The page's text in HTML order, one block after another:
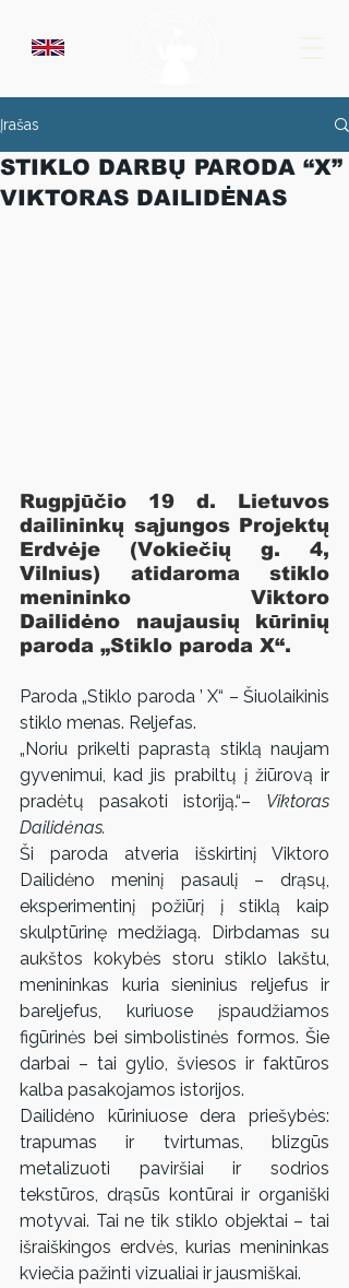
Įrašas
STIKLO DARBŲ PARODA “X”
VIKTORAS DAILIDĖNAS
Rugpjūčio 19 d. Lietuvos
dailininkų sąjungos Projektų
Erdvėje (Vokiečių g. 4,
Vilnius) atidaroma stiklo
menininko Viktoro
Dailidėno naujausių kūrinių
paroda „Stiklo paroda X“.
Paroda „Stiklo paroda ’ X“ – Šiuolaikinis
stiklo menas. Reljefas.
„Noriu prikelti paprastą stiklą naujam
gyvenimui, kad jis prabiltų į žiūrovą ir
pradėtų pasakoti istoriją.“– Viktoras
Dailidėnas.
Ši paroda atveria išskirtinį Viktoro
Dailidėno meninį pasaulį – drąsų,
eksperimentinį požiūrį į stiklą kaip
skulptūrinę medžiagą. Dirbdamas su
aukštos kokybės storu stiklo lakštu,
menininkas kuria sieninius reljefus ir
bareljefus, kuriuose įspaudžiamos
figūrinės bei simbolistinės formos. Šie
darbai – tai gylio, šviesos ir faktūros
kalba pasakojamos istorijos.
Dailidėno kūriniuose dera priešybės:
trapumas ir tvirtumas, blizgūs
metalizuoti paviršiai ir sodrios
tekstūros, drąsūs kontūrai ir organiški
motyvai. Tai ne tik stiklo objektai – tai
išraiškingos erdvės, kurias menininkas
kviečia pažinti vizualiai ir jausmiškai.